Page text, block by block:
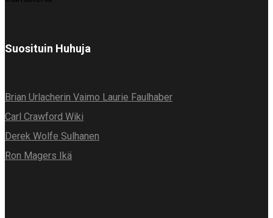
Suosituin Huhuja
Brian Urlacherin Vaimo Laurie Faulhaber
Carl Crawford Wiki
Derek Wolfe Sulhanen
Ron Magers Ikä